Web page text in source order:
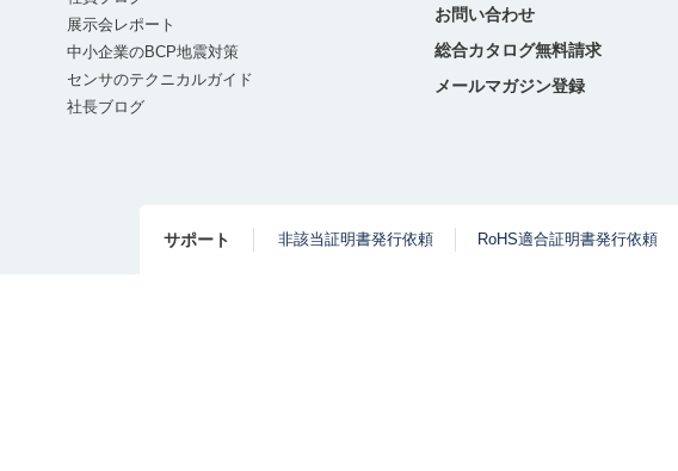
展示会レポート
中小企業のBCP地震対策
センサのテクニカルガイド
社長ブログ
お問い合わせ
総合カタログ無料請求
メールマガジン登録
サポート 非該当証明書発行依頼 RoHS適合証明書発行依頼